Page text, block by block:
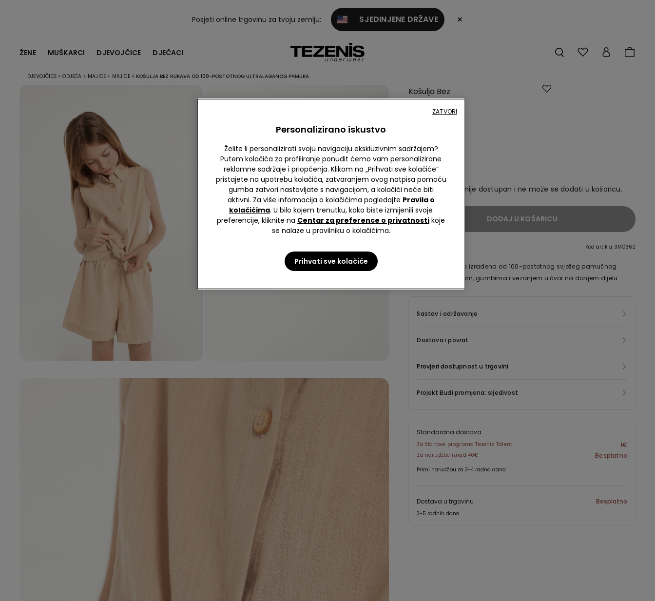
Posjeti online trgovinu za tvoju zemlju: SJEDINJENE DRŽAVE ×
ŽENE MUŠKARCI DJEVOJČICE DJEČACI
DJEVOJČICE > ODJEĆA > MAJICE > MAJICE > KOŠULJA BEZ RUKAVA OD 100-POSTOTNOG ULTRALAGANOG PAMUKA
Košulja Bez
Ultralaganog
Pamuka
null
Ovaj artikl sada nije dostupan i ne može se dodati u košaricu.
DODAJ U KOŠARICU
Kod artikla: 3MC662
Košulja bez rukava izrađena od 100-postotnog svježeg pamučnog
platna, s ovratnikom, gumbima i vezanjem u čvor na donjem dijelu.
Sastav i održavanje
Dostava i povrat
Provjeri dostupnost u trgovini
Projekt Budi promjena: sljedivost
Standardna dostava
Za članove programa Tezenis Talent 1€
Za narudžbe iznad 40€ Besplatno
Primi narudžbu za 3-4 radna dana
Dostava u trgovinu Besplatno
3-5 radnih dana
Personalizirano iskustvo
Želite li personalizirati svoju navigaciju ekskluzivnim sadržajem?
Putem kolačića za profiliranje ponudit ćemo vam personalizirane
reklamne sadržaje i priopćenja. Klikom na „Prihvati sve kolačiće”
pristajete na upotrebu kolačića, zatvaranjem ovog natpisa pomoću
gumba zatvori nastavljate s navigacijom, a kolačići neće biti
aktivni. Za više informacija o kolačićima pogledajte Pravila o
kolačićima. U bilo kojem trenutku, kako biste izmijenili svoje
preferencije, kliknite na Centar za preference o privatnosti koje
se nalaze u pravilniku o kolačićima.
Prihvati sve kolačiće
ZATVORI